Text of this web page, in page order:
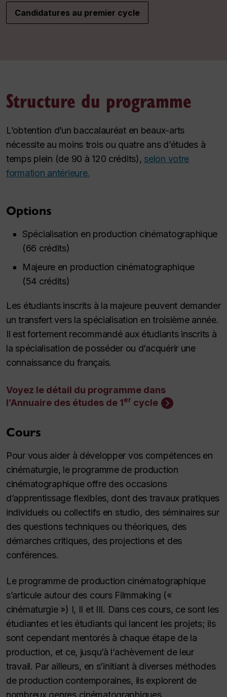
Candidatures au premier cycle
Structure du programme
L’obtention d’un baccalauréat en beaux-arts
nécessite au moins trois ou quatre ans d’études à
temps plein (de 90 à 120 crédits), selon votre
formation antérieure.
Options
Spécialisation en production cinématographique
(66 crédits)
Majeure en production cinématographique
(54 crédits)
Les étudiants inscrits à la majeure peuvent demander
un transfert vers la spécialisation en troisième année.
Il est fortement recommandé aux étudiants inscrits à
la spécialisation de posséder ou d’acquérir une
connaissance du français.
Voyez le détail du programme dans
l’Annuaire des études de 1er cycle
Cours
Pour vous aider à développer vos compétences en
cinématurgie, le programme de production
cinématographique offre des occasions
d’apprentissage flexibles, dont des travaux pratiques
individuels ou collectifs en studio, des séminaires sur
des questions techniques ou théoriques, des
démarches critiques, des projections et des
conférences.
Le programme de production cinématographique
s’articule autour des cours Filmmaking («
cinématurgie ») I, II et III. Dans ces cours, ce sont les
étudiantes et les étudiants qui lancent les projets; ils
sont cependant mentorés à chaque étape de la
production, et ce, jusqu’à l’achèvement de leur
travail. Par ailleurs, en s’initiant à diverses méthodes
de production contemporaines, ils explorent de
nombreux genres cinématographiques.